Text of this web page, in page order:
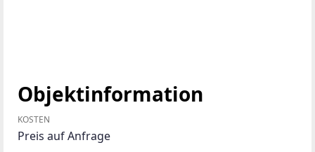
Objektinformation
KOSTEN
Preis auf Anfrage